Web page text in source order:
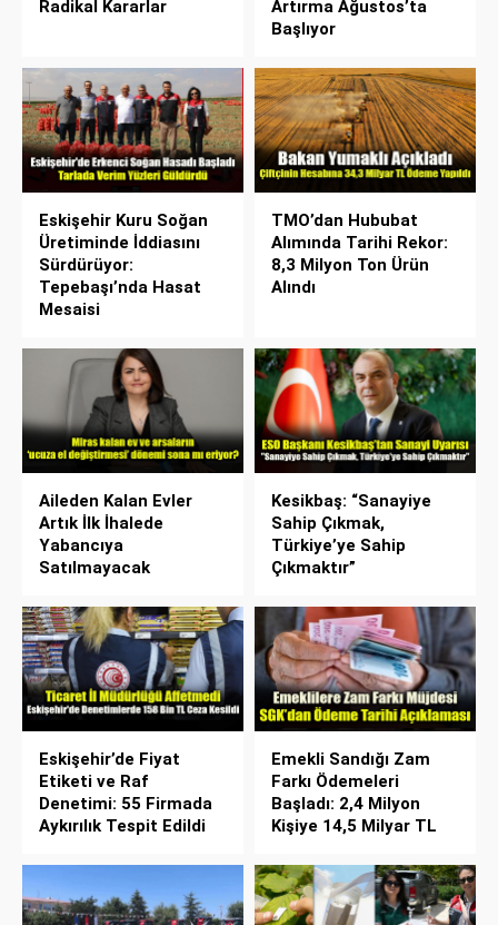
Radikal Kararlar
Artırma Ağustos’ta
Başlıyor
Eskişehir Kuru Soğan
Üretiminde İddiasını
Sürdürüyor:
Tepebaşı’nda Hasat
Mesaisi
TMO’dan Hububat
Alımında Tarihi Rekor:
8,3 Milyon Ton Ürün
Alındı
Aileden Kalan Evler
Artık İlk İhalede
Yabancıya
Satılmayacak
Kesikbaş: “Sanayiye
Sahip Çıkmak,
Türkiye’ye Sahip
Çıkmaktır”
Eskişehir’de Fiyat
Etiketi ve Raf
Denetimi: 55 Firmada
Aykırılık Tespit Edildi
Emekli Sandığı Zam
Farkı Ödemeleri
Başladı: 2,4 Milyon
Kişiye 14,5 Milyar TL